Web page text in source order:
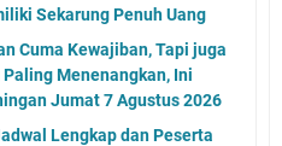
Sekarung Penuh Uang
Cuma Kewajiban, Tapi juga
Menenangkan, Ini
Jumat 7 Agustus 2026
Lengkap dan Peserta